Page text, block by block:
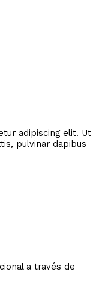
adipiscing elit. Ut
pulvinar dapibus
a través de